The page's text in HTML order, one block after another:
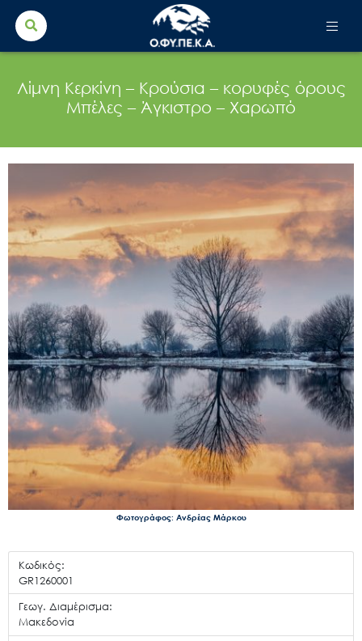
Search
for:
Λίμνη Κερκίνη – Κρούσια – κορυφές όρους
Μπέλες – Άγκιστρο – Χαρωπό
Φωτογράφος: Ανδρέας Μάρκου
Κωδικός:
GR1260001
Γεωγ. Διαμέρισμα:
Μακεδονία